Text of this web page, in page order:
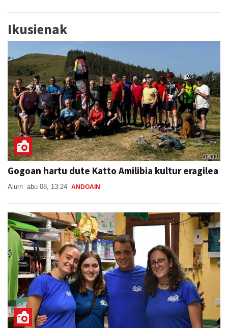
Ikusienak
Gogoan hartu dute Katto Amilibia kultur eragilea
Aiurri abu 08, 13:24 ANDOAIN